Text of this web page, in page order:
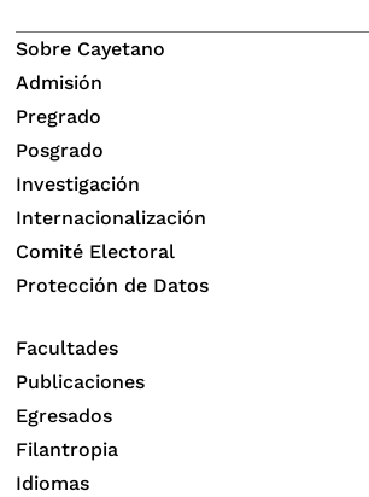
Sobre Cayetano
Admisión
Pregrado
Posgrado
Investigación
Internacionalización
Comité Electoral
Protección de Datos
Facultades
Publicaciones
Egresados
Filantropia
Idiomas